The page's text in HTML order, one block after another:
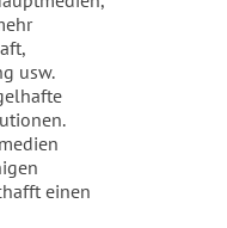
usw.
einen